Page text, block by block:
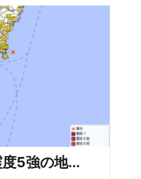
5強の地...